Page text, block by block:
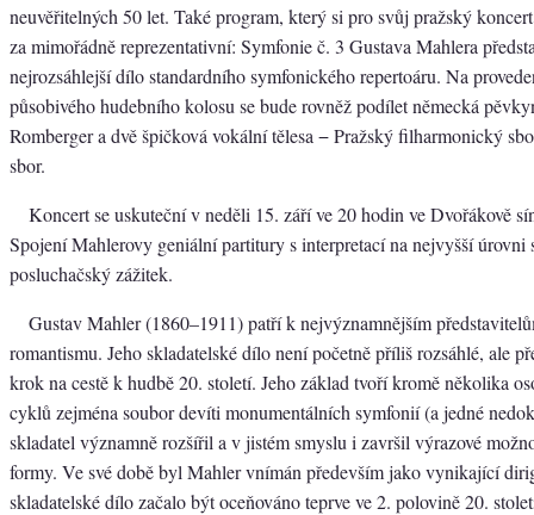
neuvěřitelných 50 let. Také program, který si pro svůj pražský
za mimořádně reprezentativní: Symfonie č. 3 Gustava Mahlera
nejrozsáhlejší dílo standardního symfonického repertoáru. Na
působivého hudebního kolosu se bude rovněž podílet německá
Romberger a dvě špičková vokální tělesa − Pražský filharmonický
sbor.
Koncert se uskuteční v neděli 15. září ve 20 hodin ve Dvořákově
Spojení Mahlerovy geniální partitury s interpretací na nejvyšší úrovni
posluchačský zážitek.
Gustav Mahler (1860–1911) patří k nejvýznamnějším
romantismu. Jeho skladatelské dílo není početně příliš rozsáhlé, ale
krok na cestě k hudbě 20. století. Jeho základ tvoří kromě několika
cyklů zejména soubor devíti monumentálních symfonií (a jedné
skladatel významně rozšířil a v jistém smyslu i završil výrazové
formy. Ve své době byl Mahler vnímán především jako vynikající
skladatelské dílo začalo být oceňováno teprve ve 2. polovině 20.